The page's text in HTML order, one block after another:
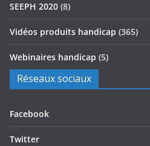
SEEPH 2020 (8)
Vidéos produits handicap (365)
Webinaires handicap (5)
Réseaux sociaux
Facebook
Twitter